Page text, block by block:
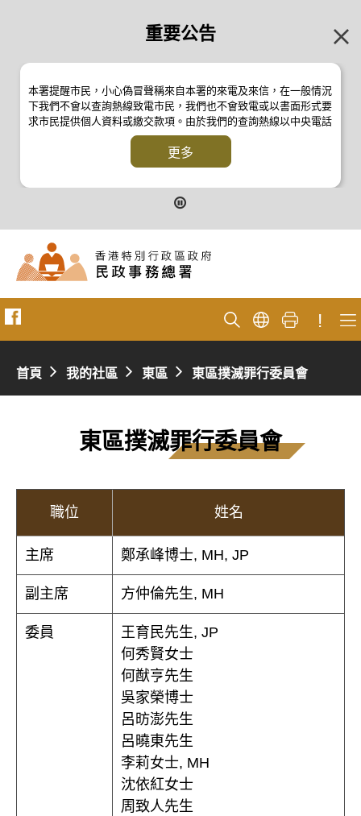
重要公告
本署提醒市民，小心偽冒聲稱來自本署的來電及來信，在一般情況
下我們不會以查詢熱線致電市民，我們也不會致電或以書面形式要
求市民提供個人資料或繳交款項。由於我們的查詢熱線以中央電話
系統操作，本署的來電不會顯示電話號碼 2835 2500 。如有疑
問，應與本署職員核實或向警方反詐騙協調中心
詢熱線 18222 查詢。詳情請瀏覽以下新聞公報：
二零一九年七月二十六日的新聞公報
二零一七年四月二十八日的新聞公報
二零一七年四月五日的新聞公報
更多
!
首頁 我的社區 東區 東區撲滅罪行委員會
東區撲滅罪行委員會
職位 姓名
主席 鄭承峰博士, MH, JP
副主席 方仲倫先生, MH
委員
王育民先生, JP
何秀賢女士
何猷亨先生
吳家榮博士
呂昉澎先生
呂曉東先生
李莉女士, MH
沈依紅女士
周致人先生